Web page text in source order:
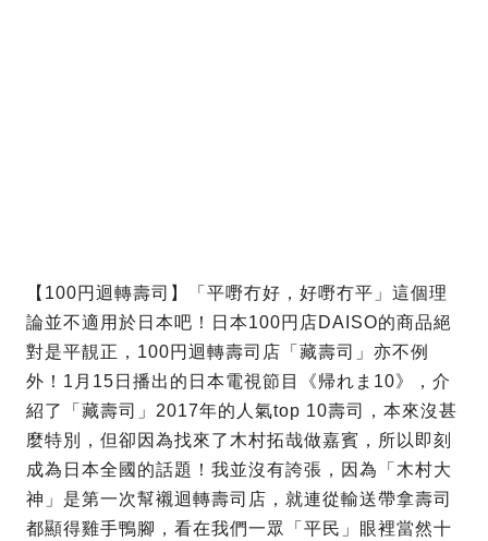
【100円迴轉壽司】「平嘢冇好，好嘢冇平」這個理
論並不適用於日本吧！日本100円店DAISO的商品絕
對是平靚正，100円迴轉壽司店「藏壽司」亦不例
外！1月15日播出的日本電視節目《帰れま10》，介
紹了「藏壽司」2017年的人氣top 10壽司，本來沒甚
麼特別，但卻因為找來了木村拓哉做嘉賓，所以即刻
成為日本全國的話題！我並沒有誇張，因為「木村大
神」是第一次幫襯迴轉壽司店，就連從輸送帶拿壽司
都顯得雞手鴨腳，看在我們一眾「平民」眼裡當然十